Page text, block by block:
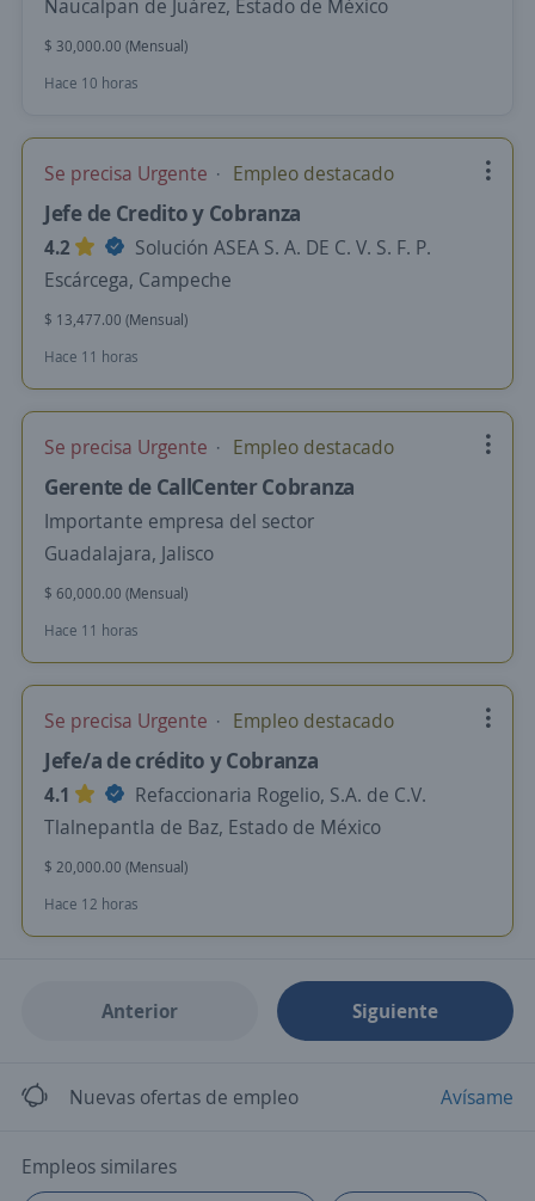
Naucalpan de Juárez, Estado de México
$ 30,000.00 (Mensual)
Hace 10 horas
Se precisa Urgente Empleo destacado
Jefe de Credito y Cobranza
4.2
Solución ASEA S. A. DE C. V. S. F. P.
Escárcega, Campeche
$ 13,477.00 (Mensual)
Hace 11 horas
Se precisa Urgente Empleo destacado
Gerente de CallCenter Cobranza
Importante empresa del sector
Guadalajara, Jalisco
$ 60,000.00 (Mensual)
Hace 11 horas
Se precisa Urgente Empleo destacado
Jefe/a de crédito y Cobranza
4.1
Refaccionaria Rogelio, S.A. de C.V.
Tlalnepantla de Baz, Estado de México
$ 20,000.00 (Mensual)
Hace 12 horas
Anterior Siguiente
Nuevas ofertas de empleo Avísame
Empleos similares